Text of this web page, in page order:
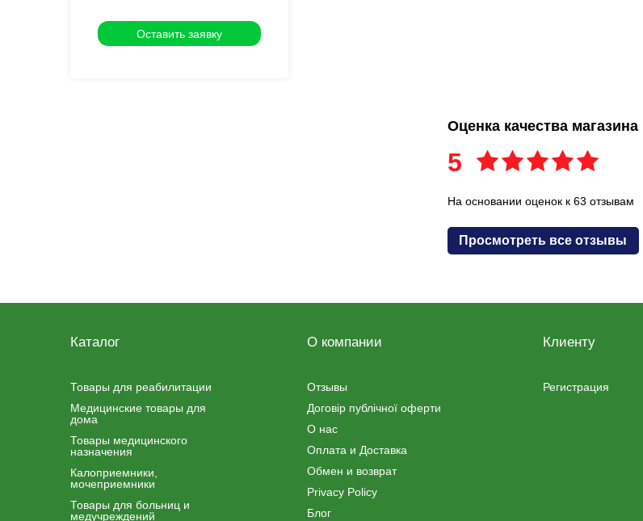
Оценка качества магазина
5
На основании оценок к 63 отзывам
Просмотреть все отзывы
Каталог
Товары для реабилитации
Медицинские товары для
дома
Товары медицинского
назначения
Калоприемники,
мочеприемники
Товары для больниц и
медучреждений
О компании
Отзывы
Договір публічної оферти
О нас
Оплата и Доставка
Обмен и возврат
Privacy Policy
Блог
Клиенту
Регистрация